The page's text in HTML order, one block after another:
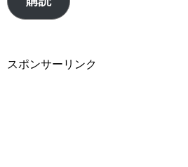
ア
ス
スポンサーリンク